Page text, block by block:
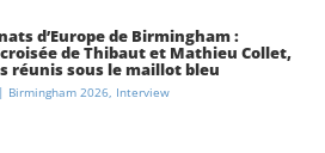
d’Europe de Birmingham :
de Thibaut et Mathieu Collet,
réunis sous le maillot bleu
| Birmingham 2026, Interview